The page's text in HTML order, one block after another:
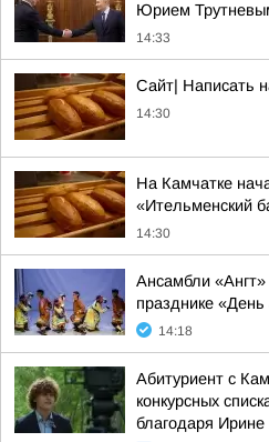
Юрием
14:33
Сайт| Написать
14:30
На Камчатке
«Ительменский
14:30
Ансамбли «Ангт»
празднике
14:18
Абитуриент с
конкурсных
благодаря